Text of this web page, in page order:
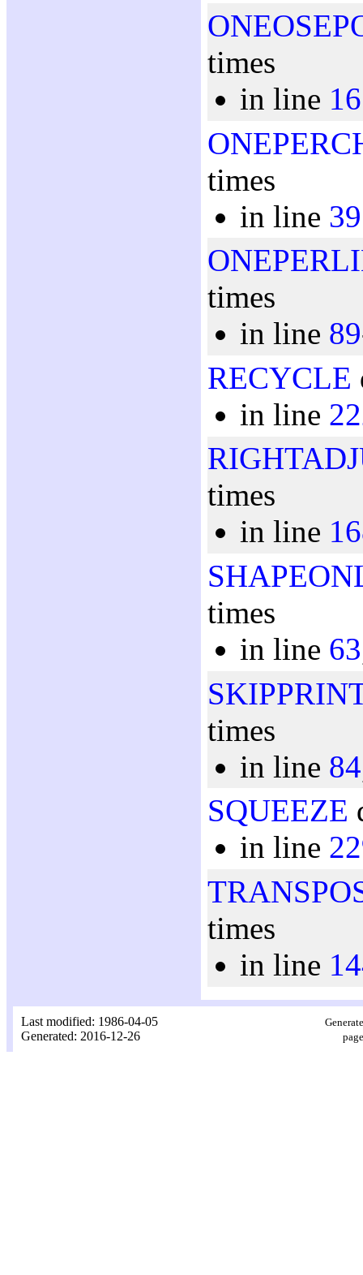
times
in line
times
in line
times
in line 89
RECYCLE
in line
times
in line
times
in line 63
times
in line 84
SQUEEZE
in line
times
in line
Last modified: 1986-04-05
Generated: 2016-12-26